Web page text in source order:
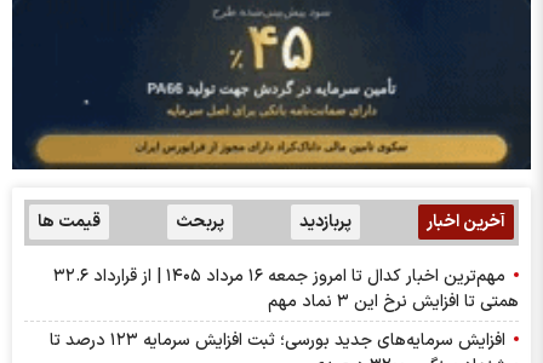
آخرین اخبار پربازدید پربحث قیمت ها
مهم‌ترین اخبار کدال تا امروز جمعه ۱۶ مرداد ۱۴۰۵ | از قرارداد ۳۲.۶
همتی تا افزایش نرخ این ۳ نماد مهم
افزایش سرمایه‌های جدید بورسی؛ ثبت افزایش سرمایه ۱۲۳ درصد تا